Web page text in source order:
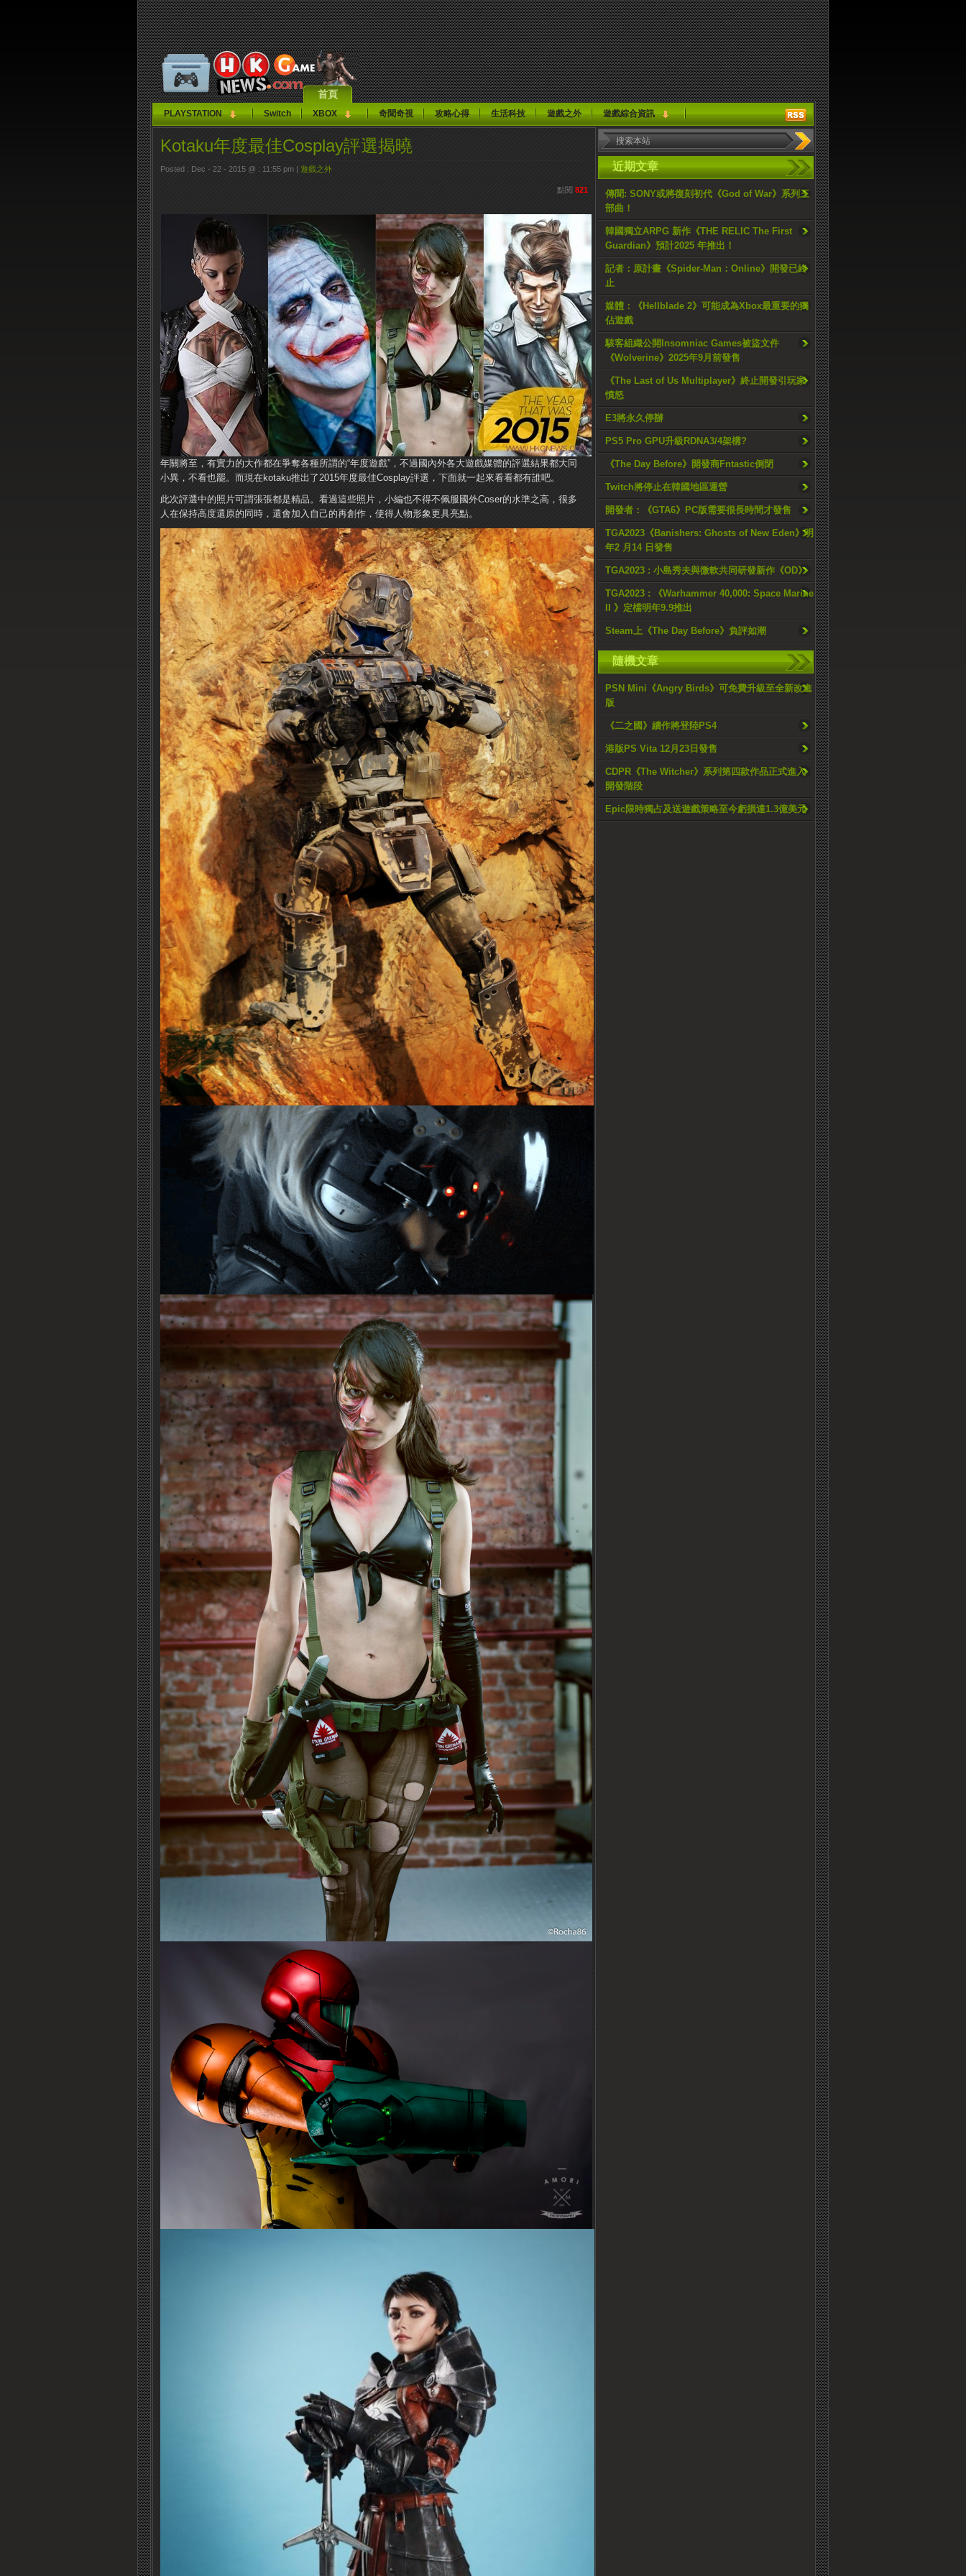
首頁
PLAYSTATION Switch XBOX 奇聞奇視 攻略心得 生活科技 遊戲之外 遊戲綜合資訊
近期文章
傳聞: SONY或將復刻初代《God of War》系列三
部曲！
韓國獨立ARPG 新作《THE RELIC The First
Guardian》預計2025 年推出！
記者：原計畫《Spider-Man：Online》開發已終
止
媒體：《Hellblade 2》可能成為Xbox最重要的獨
佔遊戲
駭客組織公開Insomniac Games被盜文件
《Wolverine》2025年9月前發售
《The Last of Us Multiplayer》終止開發引玩家
憤怒
E3將永久停辦
PS5 Pro GPU升級RDNA3/4架構?
《The Day Before》開發商Fntastic倒閉
Twitch將停止在韓國地區運營
開發者：《GTA6》PC版需要很長時間才發售
TGA2023《Banishers: Ghosts of New Eden》明
年2 月14 日發售
TGA2023 : 小島秀夫與微軟共同研發新作《OD》
TGA2023 : 《Warhammer 40,000: Space Marine
II 》定檔明年9.9推出
Steam上《The Day Before》負評如潮
隨機文章
PSN Mini《Angry Birds》可免費升級至全新改進
版
《二之國》續作將登陸PS4
港版PS Vita 12月23日發售
CDPR《The Witcher》系列第四款作品正式進入
開發階段
Epic限時獨占及送遊戲策略至今虧損達1.3億美元
Kotaku年度最佳Cosplay評選揭曉
Posted : Dec - 22 - 2015 @ : 11:55 pm | 遊戲之外
點閱 821
年關將至，有實力的大作都在爭奪各種所謂的“年度遊戲”，不過國內外各大遊戲媒體的評選結果都大同
小異，不看也罷。而現在kotaku推出了2015年度最佳Cosplay評選，下面就一起來看看都有誰吧。
此次評選中的照片可謂張張都是精品。看過這些照片，小編也不得不佩服國外Coser的水準之高，很多
人在保持高度還原的同時，還會加入自己的再創作，使得人物形象更具亮點。